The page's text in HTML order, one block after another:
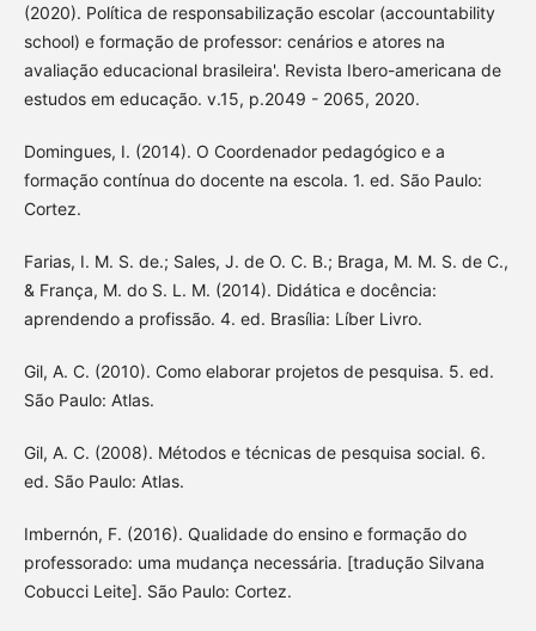
(2020). Política de responsabilização escolar (accountability
school) e formação de professor: cenários e atores na
avaliação educacional brasileira'. Revista Ibero-americana de
estudos em educação. v.15, p.2049 - 2065, 2020.
Domingues, I. (2014). O Coordenador pedagógico e a
formação contínua do docente na escola. 1. ed. São Paulo:
Cortez.
Farias, I. M. S. de.; Sales, J. de O. C. B.; Braga, M. M. S. de C.,
& França, M. do S. L. M. (2014). Didática e docência:
aprendendo a profissão. 4. ed. Brasília: Líber Livro.
Gil, A. C. (2010). Como elaborar projetos de pesquisa. 5. ed.
São Paulo: Atlas.
Gil, A. C. (2008). Métodos e técnicas de pesquisa social. 6.
ed. São Paulo: Atlas.
Imbernón, F. (2016). Qualidade do ensino e formação do
professorado: uma mudança necessária. [tradução Silvana
Cobucci Leite]. São Paulo: Cortez.